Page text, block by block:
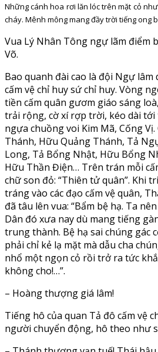
Những cánh hoa rơi lăn lóc trên mặt cỏ
cháy. Mênh mông mang đầy trời tiếng ong
Vua Lý Nhân Tông ngự lãm điểm
Võ.
Bao quanh đài cao là đội Ngự lâm
cấm vệ chỉ huy sứ chỉ huy. Vòng
tiền cấm quân gươm giáo sáng
trải rộng, cờ xí rợp trời, kéo dài
ngựa chuồng voi Kim Mã, Cống
Thánh, Hữu Quảng Thánh, Tả
Long, Tả Bổng Nhật, Hữu Bổng
Hữu Thần Điện… Trên trán mỗi
chữ son đỏ: “Thiên tử quân”. Khi
tráng vào các đạo cấm vệ quân,
đã tâu lên vua: “Bẩm bệ hạ. Ta
Dân đó xưa nay dù mang tiếng
trung thành. Bệ hạ sai chúng gác
phải chỉ kẻ lạ mặt mà dẫu cha
nhổ một ngọn cỏ rồi trở ra tức
không cho!…”.
– Hoàng thượng giá lâm!
Tiếng hô của quan Tả đô cấm vệ
người chuyển động, hô theo như